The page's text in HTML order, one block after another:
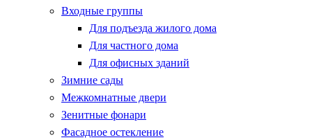
Входные группы
Для подъезда жилого дома
Для частного дома
Для офисных зданий
Зимние сады
Межкомнатные двери
Зенитные фонари
Фасадное остекление